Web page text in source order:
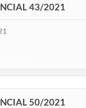
43/2021
50/2021